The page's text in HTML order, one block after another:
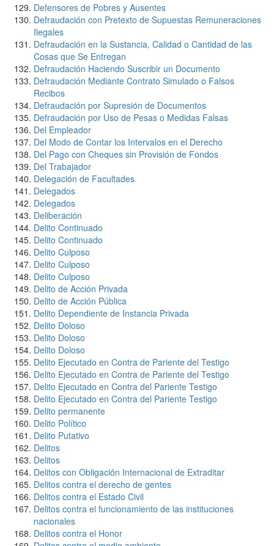
Defensores de Pobres y Ausentes
Defraudación con Pretexto de Supuestas Remuneraciones
Ilegales
Defraudación en la Sustancia, Calidad o Cantidad de las
Cosas que Se Entregan
Defraudación Haciendo Suscribir un Documento
Defraudación Mediante Contrato Simulado o Falsos
Recibos
Defraudación por Supresión de Documentos
Defraudación por Uso de Pesas o Medidas Falsas
Del Empleador
Del Modo de Contar los Intervalos en el Derecho
Del Pago con Cheques sin Provisión de Fondos
Del Trabajador
Delegación de Facultades
Delegados
Delegados
Deliberación
Delito Continuado
Delito Continuado
Delito Culposo
Delito Culposo
Delito Culposo
Delito de Acción Privada
Delito de Acción Pública
Delito Dependiente de Instancia Privada
Delito Doloso
Delito Doloso
Delito Doloso
Delito Ejecutado en Contra de Pariente del Testigo
Delito Ejecutado en Contra de Pariente del Testigo
Delito Ejecutado en Contra del Pariente Testigo
Delito Ejecutado en Contra del Pariente Testigo
Delito permanente
Delito Político
Delito Putativo
Delitos
Delitos
Delitos con Obligación Internacional de Extraditar
Delitos contra el derecho de gentes
Delitos contra el Estado Civil
Delitos contra el funcionamiento de las instituciones
nacionales
Delitos contra el Honor